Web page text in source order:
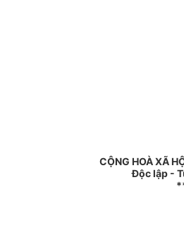
CỘNG HOÀ XÃ
Độc lập -